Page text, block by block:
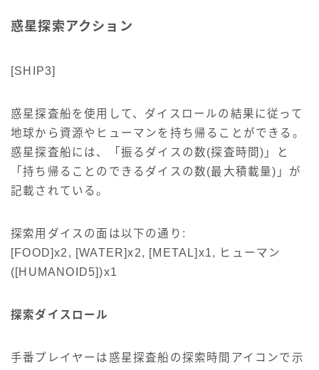
惑星探索アクション
[SHIP3]
惑星探査船を使用して、ダイスロールの結果に従って
地球から資源やヒューマンを持ち帰ることができる。
惑星探査船には、「振るダイスの数(探査時間)」と
「持ち帰ることのできるダイスの数(最大積載量)」が
記載されている。
探索用ダイスの面は以下の通り:
[FOOD]x2, [WATER]x2, [METAL]x1, ヒューマン
([HUMANOID5])x1
探索ダイスロール
手番プレイヤーは惑星探査船の探索時間アイコンで示